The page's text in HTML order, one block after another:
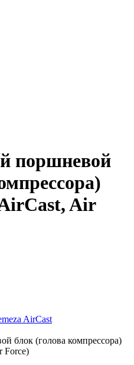
поршневой
Air
AirCast
блок (голова компрессора)
Force)